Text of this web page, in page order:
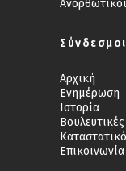
Σύνδεσμοι
Αρχική
Ενημέρωση
Ιστορία
Επικοινωνία